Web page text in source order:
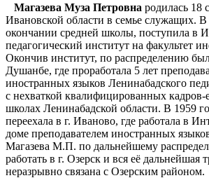
Магазева Муза Петровна родилась 18
Ивановской области в семье служащих. В
окончании средней школы, поступила в
педагогический институт на факультет
Окончив институт, по распределению
Душанбе, где проработала 5 лет
иностранных языков Ленинабадского
с нехваткой квалифицированных
школах Ленинабадской области. В 1959
переехала в г. Иваново, где работала в
доме преподавателем иностранных
Магазева М.П. по дальнейшему
работать в г. Озерск и вся её дальнейшая
неразрывно связана с Озерским районом.